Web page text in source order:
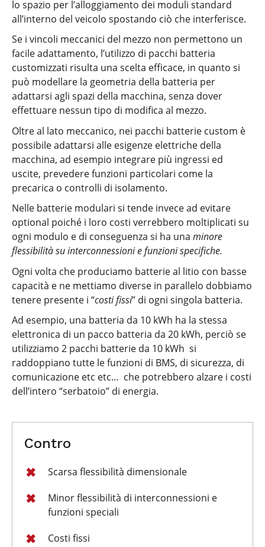
lo spazio per l’alloggiamento dei moduli standard
all’interno del veicolo spostando ciò che interferisce.
Se i vincoli meccanici del mezzo non permettono un
facile adattamento, l’utilizzo di pacchi batteria
customizzati risulta una scelta efficace, in quanto si
può modellare la geometria della batteria per
adattarsi agli spazi della macchina, senza dover
effettuare nessun tipo di modifica al mezzo.
Oltre al lato meccanico, nei pacchi batterie custom è
possibile adattarsi alle esigenze elettriche della
macchina, ad esempio integrare più ingressi ed
uscite, prevedere funzioni particolari come la
precarica o controlli di isolamento.
Nelle batterie modulari si tende invece ad evitare
optional poiché i loro costi verrebbero moltiplicati su
ogni modulo e di conseguenza si ha una minore
flessibilità su interconnessioni e funzioni specifiche.
Ogni volta che produciamo batterie al litio con basse
capacità e ne mettiamo diverse in parallelo dobbiamo
tenere presente i “costi fissi” di ogni singola batteria.
Ad esempio, una batteria da 10 kWh ha la stessa
elettronica di un pacco batteria da 20 kWh, perciò se
utilizziamo 2 pacchi batterie da 10 kWh si
raddoppiano tutte le funzioni di BMS, di sicurezza, di
comunicazione etc etc… che potrebbero alzare i costi
dell’intero “serbatoio” di energia.
Contro
Scarsa flessibilità dimensionale
Minor flessibilità di interconnessioni e
funzioni speciali
Costi fissi